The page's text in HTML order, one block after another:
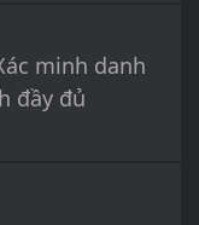
minh danh
đầy đủ